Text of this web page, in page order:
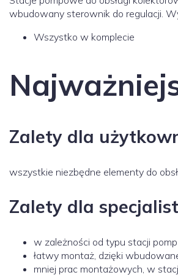
wbudowany sterownik do regulacji.
Wszystko w komplecie
Zalety dla
wszystkie niezbędne elementy do
Zalety dla
w zależności od typu stacji
łatwy montaż, dzięki
mniej prac montażowych, w